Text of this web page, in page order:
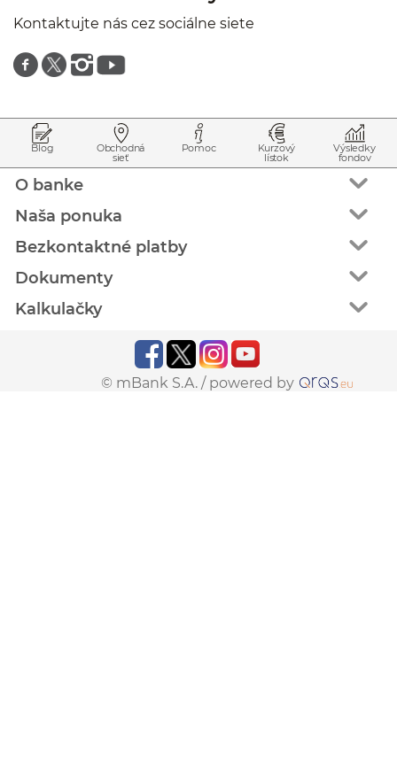
Kontaktujte nás cez sociálne siete
Znajdź nas na facebooku
Znajdź nas na twitterze
Znajdź nas na instagramie
Znajdź nas na youtube
Blog Obchodná
sieť
Pomoc Kurzový
lístok
Výsledky
fondov
O banke
Naša ponuka
Bezkontaktné platby
Dokumenty
Kalkulačky
© mBank S.A. / powered by